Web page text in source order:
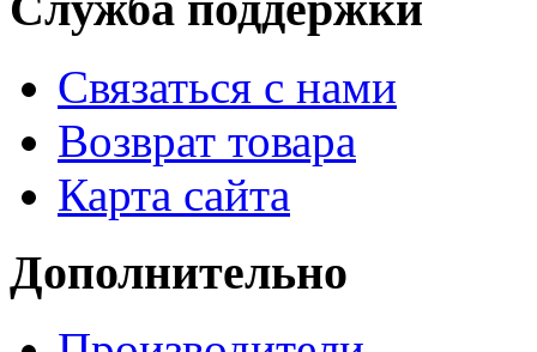
Связаться с нами
Возврат товара
Карта сайта
Дополнительно